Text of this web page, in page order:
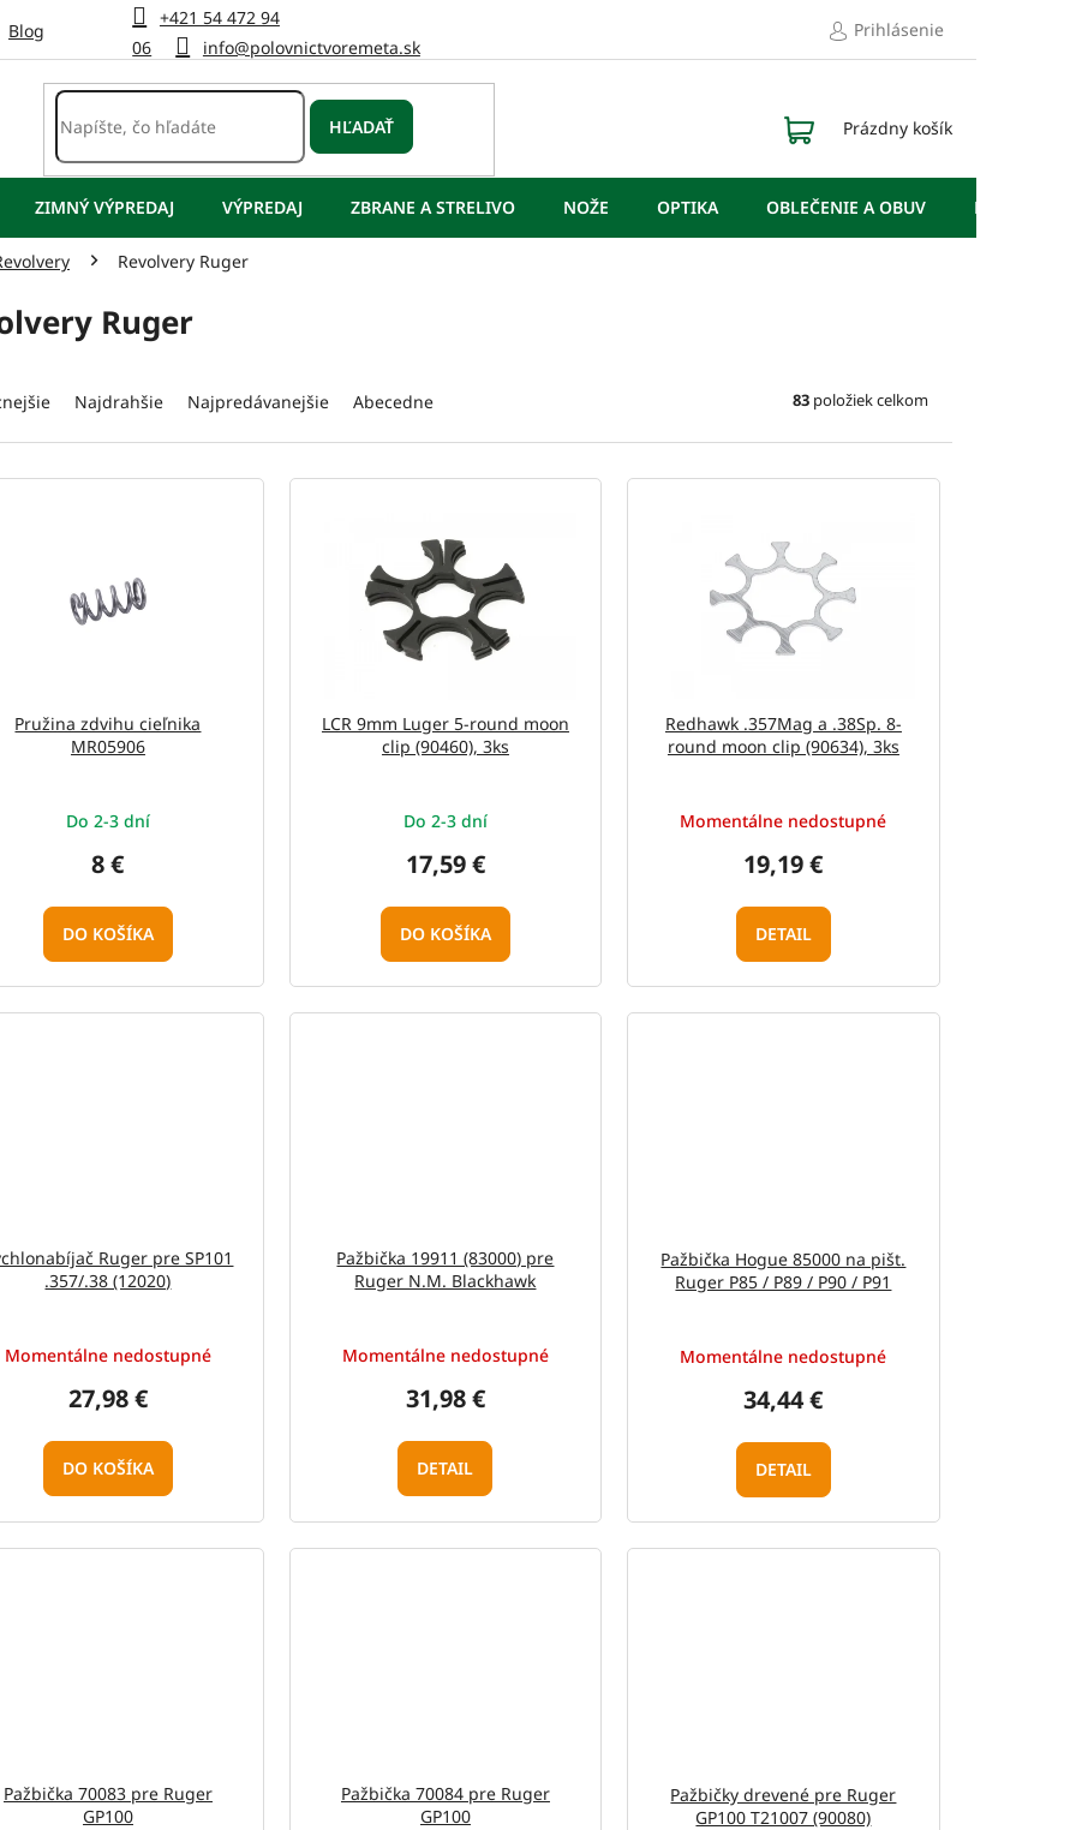
+421 54 472 94
06
info@polovnictvoremeta.sk
Blog Prihlásenie
HĽADAŤ
NÁKUPNÝ
Prázdny košík
ZIMNÝ VÝPREDAJ VÝPREDAJ ZBRANE A STRELIVO NOŽE OPTIKA OBLEČENIE A OBUV DOPLNKY
Revolvery Ruger
Ruger
Najdrahšie Najpredávanejšie Abecedne 83 položiek celkom
Pružina zdvihu cieľnika
MR05906
Do 2-3 dní
8 €
DO KOŠÍKA
LCR 9mm Luger 5-round moon
clip (90460), 3ks
Do 2-3 dní
17,59 €
DO KOŠÍKA
Redhawk .357Mag a .38Sp. 8-
round moon clip (90634), 3ks
Momentálne nedostupné
19,19 €
DETAIL
Ruger pre SP101
.357/.38 (12020)
Momentálne nedostupné
27,98 €
DO KOŠÍKA
Pažbička 19911 (83000) pre
Ruger N.M. Blackhawk
Momentálne nedostupné
31,98 €
DETAIL
Pažbička Hogue 85000 na pišt.
Ruger P85 / P89 / P90 / P91
Momentálne nedostupné
34,44 €
DETAIL
Pažbička 70083 pre Ruger
GP100
Pažbička 70084 pre Ruger
GP100
Pažbičky drevené pre Ruger
GP100 T21007 (90080)